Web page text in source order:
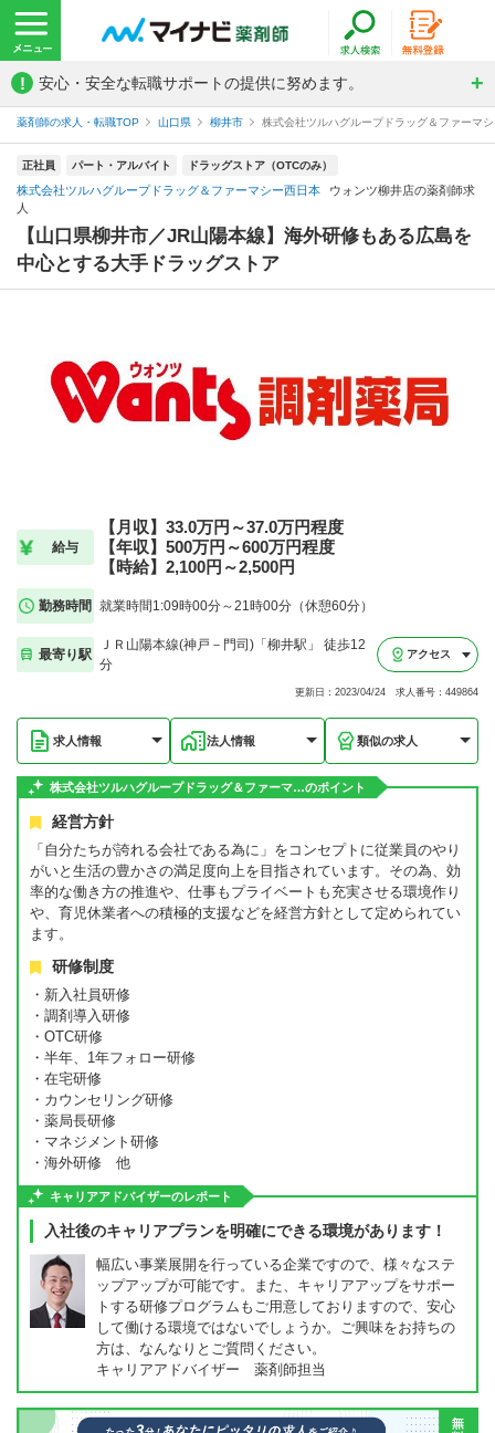
! 安心・安全な転職サポートの提供に努めます。
薬剤師の求人・転職TOP 山口県 柳井市 株式会社ツルハグループドラッグ＆ファーマ
正社員 パート・アルバイト ドラッグストア（OTCのみ）
株式会社ツルハグループドラッグ＆ファーマシー西日本
ウォンツ柳井店の薬剤師求
人
【山口県柳井市／JR山陽本線】海外研修もある広島を
中心とする大手ドラッグストア
給与
【月収】33.0万円～37.0万円程度
【年収】500万円～600万円程度
【時給】2,100円～2,500円
勤務時間 就業時間1:09時00分～21時00分（休憩60分）
最寄り駅
ＪＲ山陽本線(神戸－門司)「柳井駅」 徒歩12
分
アクセス
更新日：2023/04/24 求人番号：449864
求人情報 法人情報 類似の求人
株式会社ツルハグループドラッグ＆ファーマ…のポイント
経営方針
「自分たちが誇れる会社である為に」をコンセプトに従業員のやり
がいと生活の豊かさの満足度向上を目指されています。その為、効
率的な働き方の推進や、仕事もプライベートも充実させる環境作り
や、育児休業者への積極的支援などを経営方針として定められてい
ます。
研修制度
・新入社員研修
・調剤導入研修
・OTC研修
・半年、1年フォロー研修
・在宅研修
・カウンセリング研修
・薬局長研修
・マネジメント研修
・海外研修 他
キャリアアドバイザーのレポート
入社後のキャリアプランを明確にできる環境があります！
幅広い事業展開を行っている企業ですので、様々なステ
ップアップが可能です。また、キャリアアップをサポー
トする研修プログラムもご用意しておりますので、安心
して働ける環境ではないでしょうか。ご興味をお持ちの
方は、なんなりとご質問ください。
キャリアアドバイザー 薬剤師担当